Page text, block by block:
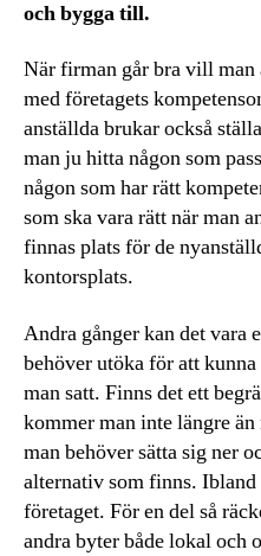
och bygga till.
När firman går bra vill man
med företagets
anställda brukar också
man ju hitta någon som
någon som har rätt
som ska vara rätt när man
finnas plats för de
kontorsplats.
Andra gånger kan det vara
behöver utöka för att
man satt. Finns det ett
kommer man inte längre
man behöver sätta sig ner
alternativ som finns.
företaget. För en del så
andra byter både lokal och